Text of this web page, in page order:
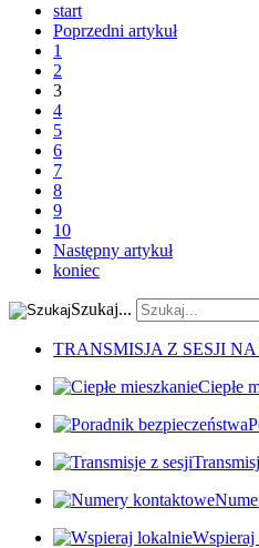
start
Poprzedni artykuł
1
2
3
4
5
6
7
8
9
10
Następny artykuł
koniec
Szukaj...
TRANSMISJA Z SESJI
Ciepłe